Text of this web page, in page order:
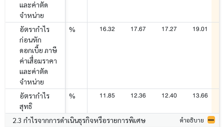
และค่าตัด
จำหน่าย
อัตรากำไร
ก่อนหัก
ดอกเบี้ย ภาษี
ค่าเสื่อมราคา
และค่าตัด
จำหน่าย
% 16.32 17.67 17.27 19.01
อัตรากำไร
สุทธิ
% 11.85 12.36 12.40 13.66
2.3 กำไรจากการดำเนินธุรกิจหรือรายการพิเศษ คำอธิบาย